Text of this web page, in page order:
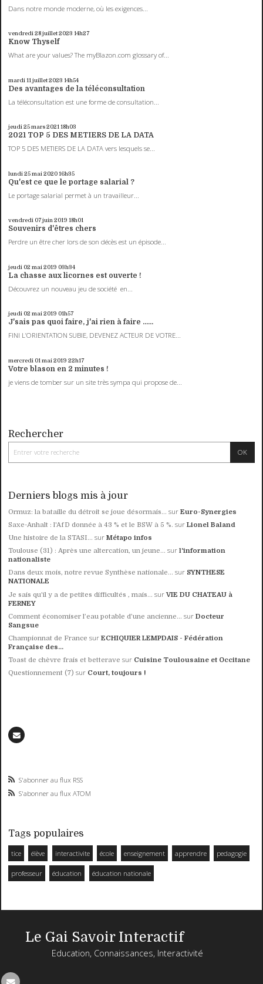
Dans notre monde moderne, où les exigences...
vendredi 28juillet 2023 14h27
Know Thyself
What are your values? The myBlazon.com glossary of...
mardi 11 juillet 2023 14h54
Des avantages de la téléconsultation
La téléconsultation est une forme de consultation...
jeudi 25mars 2021 18h03
2021 TOP 5 DES METIERS DE LA DATA
TOP 5 DES METIERS DE LA DATA vers lesquels se...
lundi 25mai 202016h35
Qu'est ce que le portage salarial ?
Le portage salarial permet à un travailleur...
vendredi 07juin 2019 18h01
Souvenirs d'êtres chers
Perdre un être cher lors de son décès est un épisode...
jeudi 02 mai 2019 03h34
La chasse aux licornes est ouverte !
Découvrez un nouveau jeu de société en...
jeudi 02 mai 2019 01h57
J'sais pas quoi faire, j'ai rien à faire ......
FINI L’ORIENTATION SUBIE, DEVENEZ ACTEUR DE VOTRE...
mercredi 01 mai 2019 22h17
Votre blason en 2 minutes !
je viens de tomber sur un site très sympa qui propose de...
Rechercher
Derniers blogs mis à jour
Ormuz: la bataille du détroit se joue désormais... surEuro-Synergies
Saxe-Anhalt : l'AfD donnée à 43 % et le BSW à 5 %. surLionel Baland
Une histoire de la STASI... surMétapo infos
Toulouse (31) : Après une altercation, un jeune... surl'information
nationaliste
Dans deux mois, notre revue Synthèse nationale... sur SYNTHESE
NATIONALE
Je sais qu'il y a de petites difficultés , mais... surVIE DU CHATEAU à
FERNEY
Comment économiser l’eau potable d’une ancienne... surDocteur
Sangsue
Championnat de France surECHIQUIER LEMPDAIS - Fédération
Française des...
Toast de chèvre frais et betterave sur Cuisine Toulousaine et Occitane
Questionnement (7) sur Court, toujours !
S'abonner au flux RSS
S'abonner au flux ATOM
Tags populaires
tice élève interactivite école enseignement apprendre pedagogie
professeur éducation éducation nationale
Le Gai Savoir Interactif
Education, Connaissances, Interactivité